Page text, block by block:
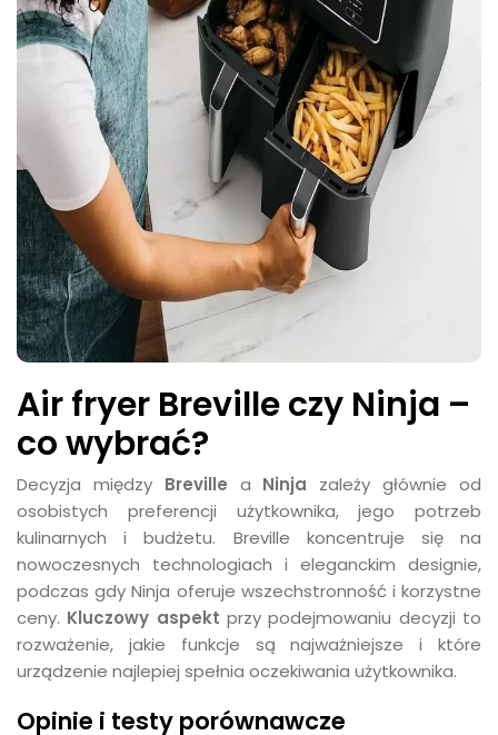
Air fryer Breville czy Ninja –
co wybrać?
Decyzja między Breville a Ninja zależy głównie od
osobistych preferencji użytkownika, jego potrzeb
kulinarnych i budżetu. Breville koncentruje się na
nowoczesnych technologiach i eleganckim designie,
podczas gdy Ninja oferuje wszechstronność i korzystne
ceny. Kluczowy aspekt przy podejmowaniu decyzji to
rozważenie, jakie funkcje są najważniejsze i które
urządzenie najlepiej spełnia oczekiwania użytkownika.
Opinie i testy porównawcze